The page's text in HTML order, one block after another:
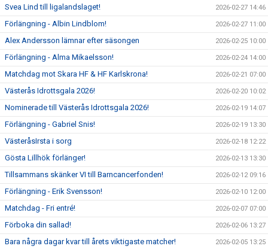
Svea Lind till ligalandslaget! 2026-02-27 14:46
Förlängning - Albin Lindblom! 2026-02-27 11:00
Alex Andersson lämnar efter säsongen 2026-02-25 10:00
Förlängning - Alma Mikaelsson! 2026-02-24 14:00
Matchdag mot Skara HF & HF Karlskrona! 2026-02-21 07:00
Västerås Idrottsgala 2026! 2026-02-20 10:02
Nominerade till Västerås Idrottsgala 2026! 2026-02-19 14:07
Förlängning - Gabriel Snis! 2026-02-19 13:30
VästeråsIrsta i sorg 2026-02-18 12:22
Gösta Lillhök förlänger! 2026-02-13 13:30
Tillsammans skänker VI till Barncancerfonden! 2026-02-12 09:16
Förlängning - Erik Svensson! 2026-02-10 12:00
Matchdag - Fri entré! 2026-02-07 07:00
Förboka din sallad! 2026-02-06 13:27
Bara några dagar kvar till årets viktigaste matcher! 2026-02-05 13:25